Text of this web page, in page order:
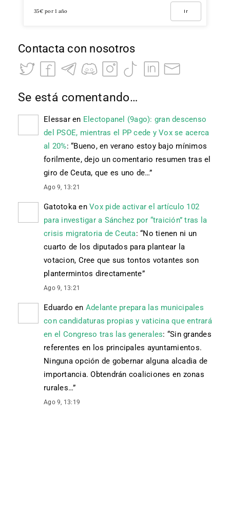
35€ por 1 año Ir
Contacta con nosotros
Se está comentando…
Elessaren Electopanel (9ago): gran descenso
del PSOE, mientras el PP cede y Vox se acerca
al 20%: “Bueno, en verano estoy bajo mínimos
forilmente, dejo un comentario resumen tras el
giro de Ceuta, que es uno de…”
Ago 9, 13:21
Gatotoka en Vox pide activar el artículo 102
para investigar a Sánchez por “traición” tras la
crisis migratoria de Ceuta: “No tienen ni un
cuarto de los diputados para plantear la
votacion, Cree que sus tontos votantes son
plantermintos directamente”
Ago 9, 13:21
Eduardo en Adelante prepara las municipales
con candidaturas propias y vaticina que entrará
en el Congreso tras las generales: “Sin grandes
referentes en los principales ayuntamientos.
Ninguna opción de gobernar alguna alcadia de
importancia. Obtendrán coaliciones en zonas
rurales…”
Ago 9, 13:19